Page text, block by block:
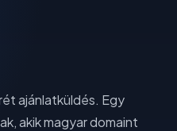
ajánlatküldés. Egy
akik magyar domaint